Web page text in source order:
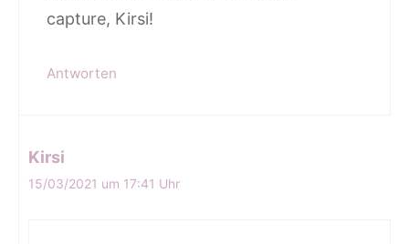
capture, Kirsi!
Antworten
Kirsi
15/03/2021 um 17:41 Uhr